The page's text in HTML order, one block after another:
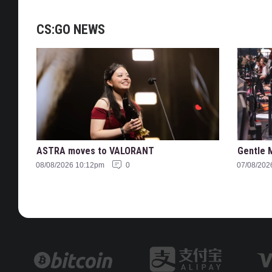
CS:GO NEWS
ASTRA moves to VALORANT
08/08/2026 10:12pm 0
Gentle
07/08/